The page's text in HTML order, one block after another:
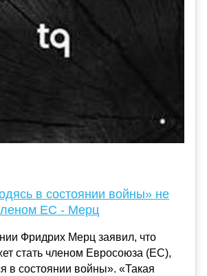
в состоянии войны» не
ЕС - Мерц
Фридрих Мерц заявил, что
стать членом Евросоюза (ЕС),
в состоянии войны». «Такая